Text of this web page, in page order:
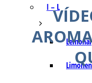
I – L
Lemonal